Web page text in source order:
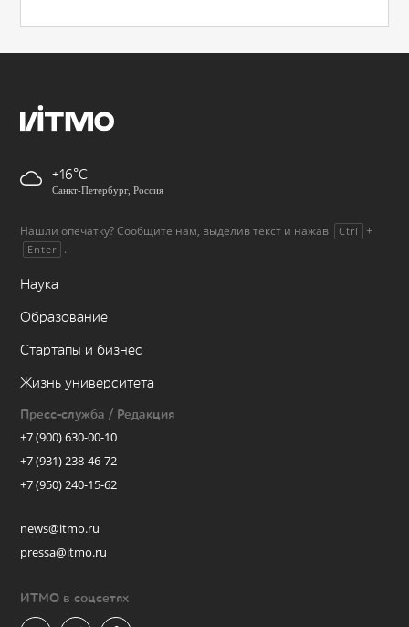
+16
Санкт-Петербург, Россия
Нашли опечатку? Сообщите нам, выделив текст и нажав Ctrl +
Enter .
Наука
Образование
Стартапы и бизнес
Жизнь университета
Пресс-служба / Редакция
+7 (900) 630-00-10
+7 (931) 238-46-72
+7 (950) 240-15-62
news@itmo.ru
pressa@itmo.ru
ИТМО в соцсетях